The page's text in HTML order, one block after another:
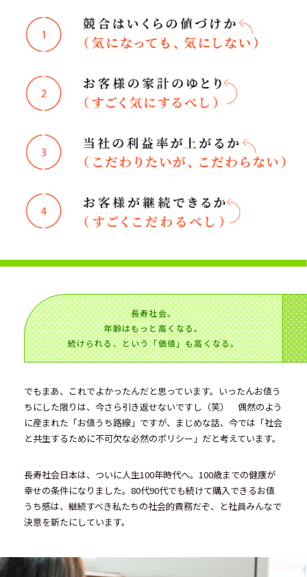
長寿社会。
年齢はもっと高くなる。
続けられる、という「価値」も高くなる。
でもまあ、これでよかったんだと思っています。いったんお値う
ちにした限りは、今さら引き返せないですし（笑） 偶然のよう
に産まれた「お値うち路線」ですが、まじめな話、今では「社会
と共生するために不可欠な必然のポリシー」だと考えています。
長寿社会日本は、ついに人生100年時代へ。100歳までの健康が
幸せの条件になりました。80代90代でも続けて購入できるお値
うち感は、継続すべき私たちの社会的責務だぞ、と社員みんなで
決意を新たにしています。